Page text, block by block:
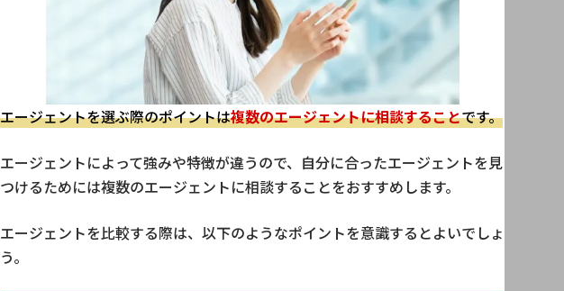
エージェントを選ぶ際のポイントは複数のエージェントに相談することです。
エージェントによって強みや特徴が違うので、自分に合ったエージェントを見
つけるためには複数のエージェントに相談することをおすすめします。
エージェントを比較する際は、以下のようなポイントを意識するとよいでしょ
う。